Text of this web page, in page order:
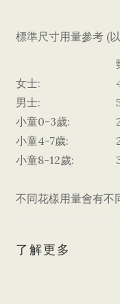
標準尺寸用量參考 (
女士:
男士:
小童0-3歲:
小童4-7歲:
小童8-12歲:
不同花樣用量會有不
了解更多